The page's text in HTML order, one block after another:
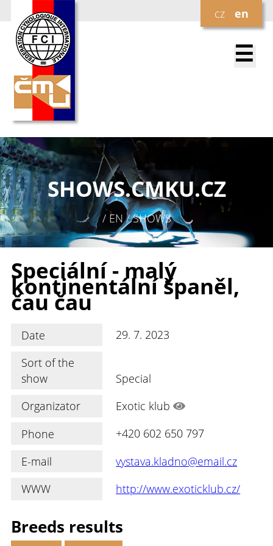
cz en
☰
SHOWS.CMKU.CZ
/ EN / SHOWS
Speciální - malý
kontinentální španěl,
čau čau
Date
29. 7. 2023
Sort of the
show
Special
Organizator
Exotic klub
Phone
+420 602 650 797
E-mail
vystava.kladno@email.cz
WWW
http://www.exoticklub.cz/
Breeds results